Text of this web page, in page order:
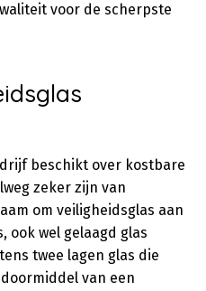
voor de scherpste
beschikt over kostbare
zeker zijn van
om veiligheidsglas aan
ook wel gelaagd glas
twee lagen glas die
van een